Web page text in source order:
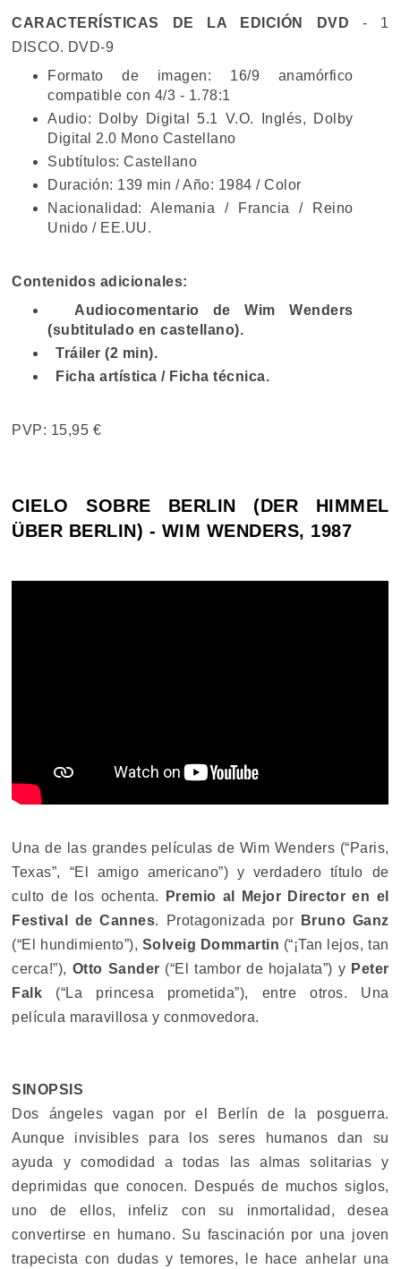
CARACTERÍSTICAS DE LA EDICIÓN DVD - 1
DISCO. DVD-9
Formato de imagen: 16/9 anamórfico
compatible con 4/3 - 1.78:1
Audio: Dolby Digital 5.1 V.O. Inglés, Dolby
Digital 2.0 Mono Castellano
Subtítulos: Castellano
Duración: 139 min / Año: 1984 / Color
Nacionalidad: Alemania / Francia / Reino
Unido / EE.UU.
Contenidos adicionales:
Audiocomentario de Wim Wenders
(subtitulado en castellano).
Tráiler (2 min).
Ficha artística / Ficha técnica.
PVP: 15,95 €
CIELO SOBRE BERLIN (DER HIMMEL
ÜBER BERLIN) - WIM WENDERS, 1987
Una de las grandes películas de Wim Wenders (“Paris,
Texas”, “El amigo americano”) y verdadero título de
culto de los ochenta.
Premio al Mejor Director en el
Festival de Cannes. Protagonizada por
Bruno Ganz
(“El hundimiento”), Solveig Dommartin (“¡Tan lejos, tan
cerca!”), Otto Sander (“El tambor de hojalata”) y Peter
Falk (“La princesa prometida”), entre otros. Una
película maravillosa y conmovedora.
SINOPSIS
Dos ángeles vagan por el Berlín de la posguerra.
Aunque invisibles para los seres humanos dan su
ayuda y comodidad a todas las almas solitarias y
deprimidas que conocen. Después de muchos siglos,
uno de ellos, infeliz con su inmortalidad, desea
convertirse en humano. Su fascinación por una joven
trapecista con dudas y temores, le hace anhelar una